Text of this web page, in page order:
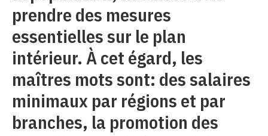
prendre des mesures
essentielles sur le plan
intérieur. À cet égard, les
maîtres mots sont: des salaires
minimaux par régions et par
branches, la promotion des